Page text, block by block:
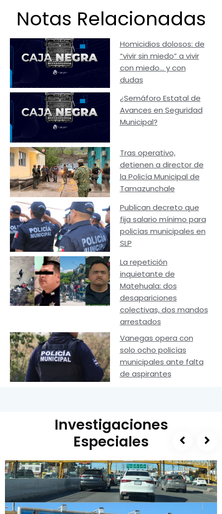
Notas Relacionadas
Homicidios dolosos: de
“vivir sin miedo” a vivir
con miedo… y con
dudas
¿Semáforo Estatal de
Avances en Seguridad
Municipal?
Tras operativo,
detienen a director de
la Policía Municipal de
Tamazunchale
Publican decreto que
fija salario mínimo para
policías municipales en
SLP
La repetición
inquietante de
Matehuala: dos
desapariciones
colectivas, dos mandos
arrestados
Vanegas opera con
solo ocho policías
municipales ante falta
de aspirantes
Investigaciones
Especiales